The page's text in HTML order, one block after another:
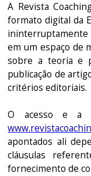
A Revista
formato digital da
ininterruptamente
em um espaço de
sobre a teoria e
publicação de
critérios editoriais.
O acesso e a
apontados ali
cláusulas
fornecimento de